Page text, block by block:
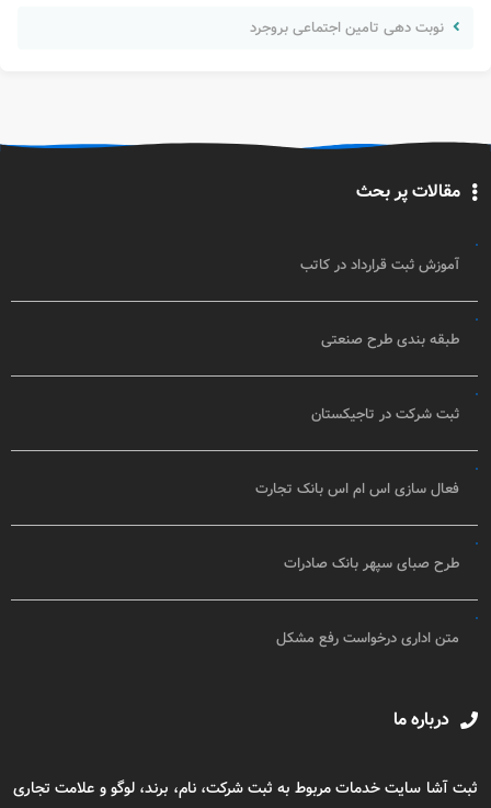
نوبت دهی تامین اجتماعی بروجرد
مقالات پر بحث
آموزش ثبت قرارداد در کاتب
طبقه بندی طرح صنعتی
ثبت شرکت در تاجیکستان
فعال سازی اس ام اس بانک تجارت
طرح صبای سپهر بانک صادرات
متن اداری درخواست رفع مشکل
درباره ما
ثبت آشا سایت خدمات مربوط به ثبت شرکت، نام، برند، لوگو و علامت تجاری